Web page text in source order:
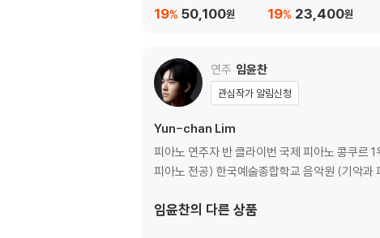
품집 '인투이션' (Intuiti
50,100원
19%
38 / 라흐마니노프: 회
udes-Tableaux)
23,400원
19%
연주 임윤찬
관심작가 알림신청
Yun-chan Lim
피아노 연주자 반 클라이번 국제 피아노 콩쿠
피아노 전공) 한국예술종합학교 음악원 (기악과
임윤찬의 다른 상품